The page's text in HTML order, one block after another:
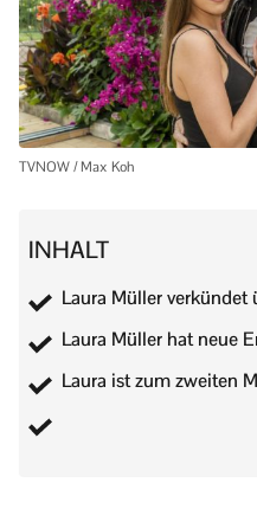
TVNOW / Max Koh
INHALT
Laura Müller verkündet
Laura Müller hat neue
Laura ist zum zweiten